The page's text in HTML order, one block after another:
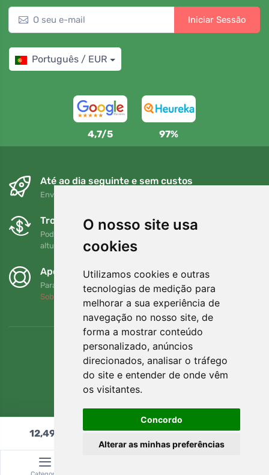
O nosso site usa
cookies
Utilizamos cookies e outras
tecnologias de medição para
melhorar a sua experiência de
navegação no nosso site, de
forma a mostrar conteúdo
personalizado, anúncios
direcionados, analisar o tráfego
do site e entender de onde vêm
os visitantes.
Concordo
Alterar as minhas preferências
Iniciar Sessão
Português / EUR
4,7/5 97%
Até ao dia seguinte e sem custos
Envio gratuito para encomendas superiores a 80 EUR
Trocas e devoluções gratuitas
Pode devolver ou trocar a sua encomenda em qualquer
altura no prazo de 90 dias
Apoiamos a Trees.org
Para cada encomenda plantamos uma árvore! Leia mais
Sobre nós
12,49 Adicionar ao carrinho